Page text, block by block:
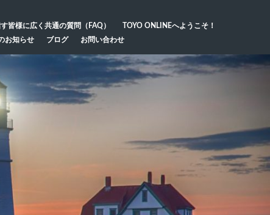
皆様に広く共通の質問（FAQ）
TOYO ONLINEへようこそ！
お知らせ ブログ お問い合わせ